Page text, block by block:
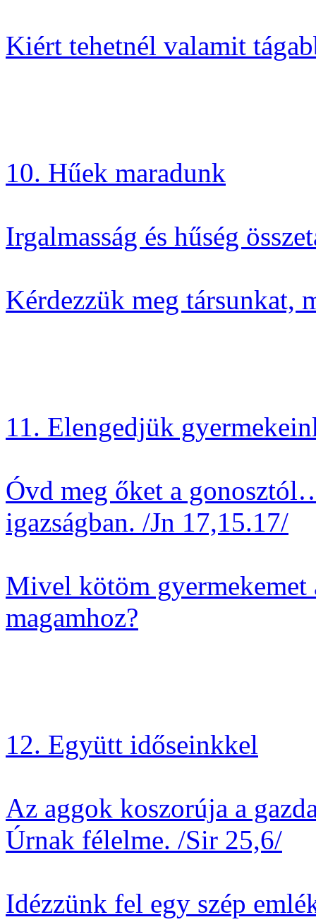
Kiért tehetnél valamit
10. Hűek maradunk
Irgalmasság és hűség
Kérdezzük meg társunkat,
11. Elengedjük
Óvd meg őket a
igazságban. /Jn 17,15.17/
Mivel kötöm gyermekemet
magamhoz?
12. Együtt időseinkkel
Az aggok koszorúja a
Úrnak félelme. /Sir 25,6/
Idézzünk fel egy szép